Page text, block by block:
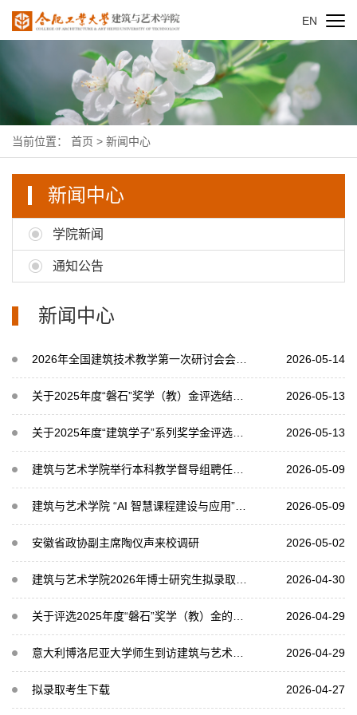
EN
当前位置： 首页 > 新闻中心
新闻中心
学院新闻
通知公告
新闻中心
2026年全国建筑技术教学第一次研讨会会议通知 2026-05-14
关于2025年度“磐石”奖学（教）金评选结果的公示 2026-05-13
关于2025年度“建筑学子”系列奖学金评选结果的公示 2026-05-13
建筑与艺术学院举行本科教学督导组聘任仪式暨专项工作布置会 2026-05-09
建筑与艺术学院 “AI 智慧课程建设与应用”工作坊第一期成功举办 2026-05-09
安徽省政协副主席陶仪声来校调研 2026-05-02
建筑与艺术学院2026年博士研究生拟录取名单公示（一） 2026-04-30
关于评选2025年度“磐石”奖学（教）金的通知 2026-04-29
意大利博洛尼亚大学师生到访建筑与艺术学院开展《设计创新》课程交流合作 2026-04-29
拟录取考生下载 2026-04-27